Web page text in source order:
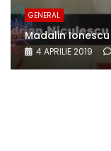
GENERAL
Madalin
4 APRILIE 2019